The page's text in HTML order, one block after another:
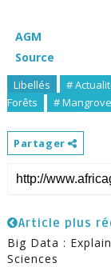
AGM
Source
Libellés #
Forêts
#
Partager
Article plus
Big Data :
Sciences